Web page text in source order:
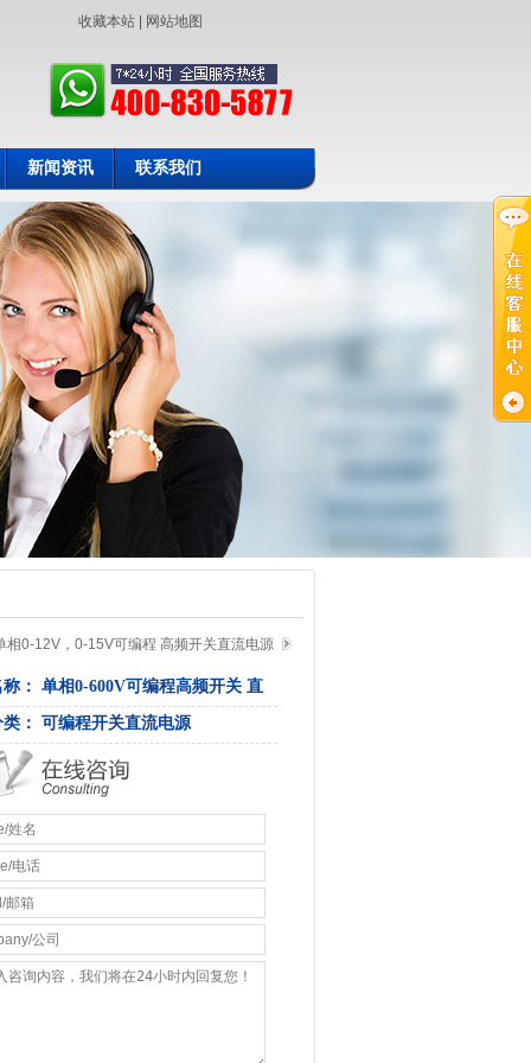
收藏本站 网站地图
新闻资讯 联系我们
相0-12V，0-15V可编程 高频开关直流电源
称： 单相0-600V可编程高频开关 直
类： 可编程开关直流电源